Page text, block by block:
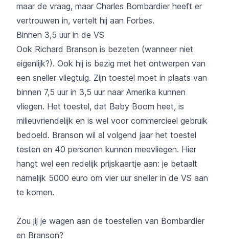
maar de vraag, maar Charles Bombardier heeft er
vertrouwen in, vertelt hij aan Forbes.
Binnen 3,5 uur in de VS
Ook Richard Branson is bezeten (wanneer niet
eigenlijk?). Ook hij is bezig met het ontwerpen van
een sneller vliegtuig. Zijn toestel moet in plaats van
binnen 7,5 uur in 3,5 uur naar Amerika kunnen
vliegen. Het toestel, dat Baby Boom heet, is
milieuvriendelijk en is wel voor commercieel gebruik
bedoeld. Branson wil al volgend jaar het toestel
testen en 40 personen kunnen meevliegen. Hier
hangt wel een redelijk prijskaartje aan: je betaalt
namelijk 5000 euro om vier uur sneller in de VS aan
te komen.
Zou jij je wagen aan de toestellen van Bombardier
en Branson?